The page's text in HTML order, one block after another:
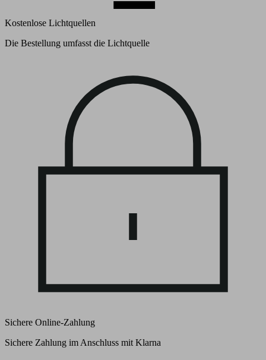
Kostenlose Lichtquellen
Die Bestellung umfasst die Lichtquelle
Sichere Online-Zahlung
Sichere Zahlung im Anschluss mit Klarna